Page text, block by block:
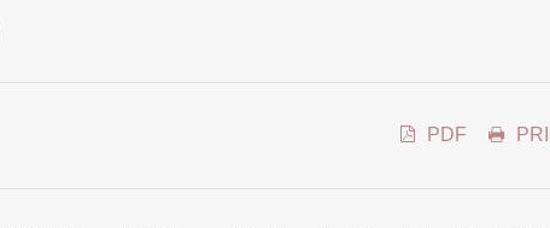
PDF